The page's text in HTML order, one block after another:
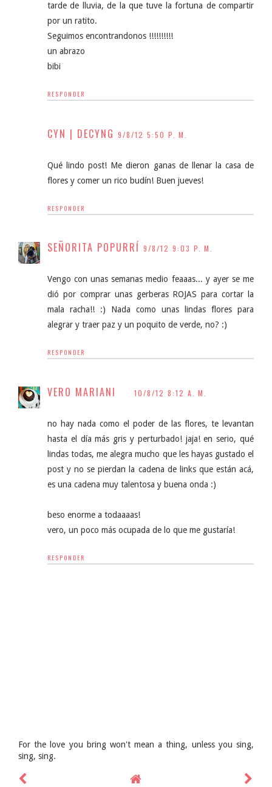
tarde de lluvia, de la que tuve la fortuna de compartir
por un ratito.
Seguimos encontrandonos !!!!!!!!!!
un abrazo
bibi
RESPONDER
CYN | DECYNG 9/8/12 5:50 P. M.
Qué lindo post! Me dieron ganas de llenar la casa de
flores y comer un rico budín! Buen jueves!
RESPONDER
SEÑORITA POPURRÍ 9/8/12 9:03 P. M.
Vengo con unas semanas medio feaaas... y ayer se me
dió por comprar unas gerberas ROJAS para cortar la
mala racha!! :) Nada como unas lindas flores para
alegrar y traer paz y un poquito de verde, no? :)
RESPONDER
VERO MARIANI 10/8/12 8:12 A. M.
no hay nada como el poder de las flores, te levantan
hasta el día más gris y perturbado! jaja! en serio, qué
lindas todas, me alegra mucho que les hayas gustado el
post y no se pierdan la cadena de links que están acá,
es una cadena muy talentosa y buena onda :)
beso enorme a todaaaas!
vero, un poco más ocupada de lo que me gustaría!
RESPONDER
For the love you bring won't mean a thing, unless you sing,
sing, sing.